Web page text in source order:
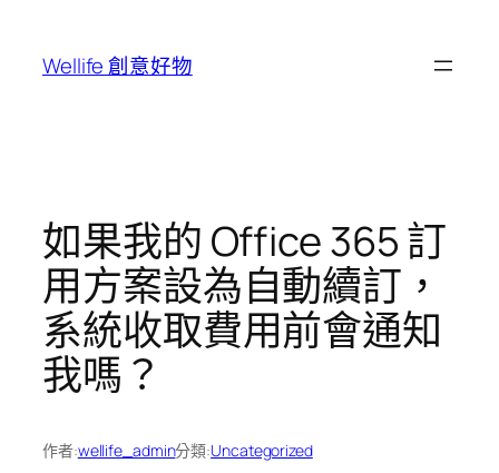
Wellife 創意好物
如果我的 Office 365 訂
用方案設為自動續訂，
系統收取費用前會通知
我嗎？
作者:wellife_admin分類:Uncategorized